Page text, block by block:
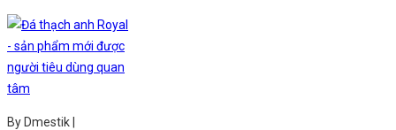
By Dmestik |